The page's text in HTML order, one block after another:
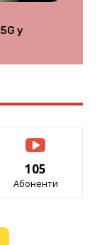
у
105
Абоненти